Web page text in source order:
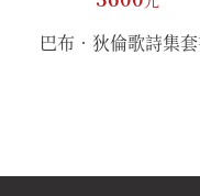
巴布．狄倫歌詩集